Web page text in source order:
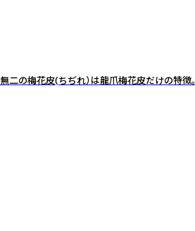
の梅花皮(ちぢれ）は龍爪梅花皮だけの特徴。